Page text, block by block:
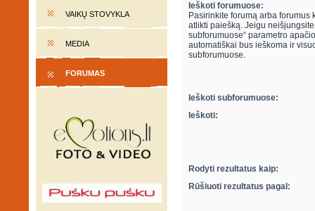
VAIKŲ STOVYKLA
MEDIA
FORUMAS
Ieškoti forumuose:
Pasirinkite forumą arba forumus
atlikti paiešką. Jeigu neišjungsite
subforumuose“ parametro
automatiškai bus ieškoma ir
subforumuose.
Ieškoti subforumuose:
Ieškoti:
Rodyti rezultatus kaip:
Rūšiuoti rezultatus pagal: